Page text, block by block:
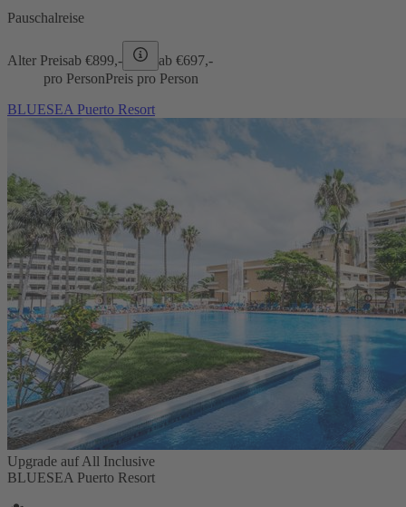
Pauschalreise
Alter Preisab €899,- ab €697,-
pro PersonPreis pro Person
BLUESEA Puerto Resort
Upgrade auf All Inclusive
BLUESEA Puerto Resort